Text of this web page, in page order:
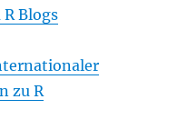
Blogs
zu R